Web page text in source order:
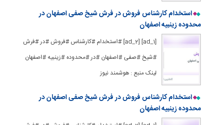
استخدام کارشناس فروش در فرش شیخ صفی اصفهان در
محدوده زینبیه اصفهان
[ad_1] [ad_2] #استخدام #کارشناس #فروش #در #فرش
#شیخ #صفی #اصفهان #در #محدوده #زینبیه #اصفهان
لینک منبع : هوشمند نیوز
استخدام کارشناس فروش در فرش شیخ صفی اصفهان در
محدوده زینبیه اصفهان